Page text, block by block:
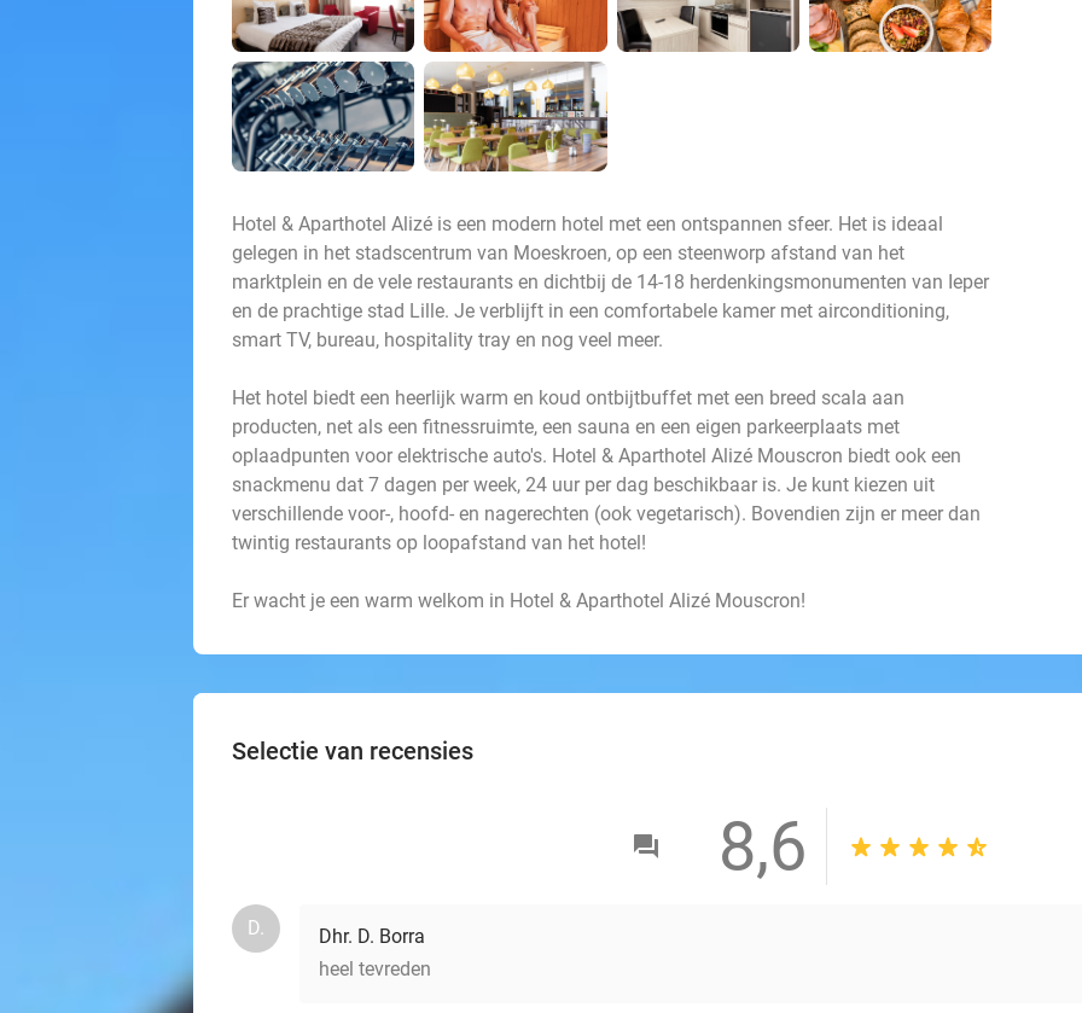
Hotel & Aparthotel Alizé is een modern hotel met een ontspannen sfeer. Het is ideaal
gelegen in het stadscentrum van Moeskroen, op een steenworp afstand van het
marktplein en de vele restaurants en dichtbij de 14-18 herdenkingsmonumenten van Ieper
en de prachtige stad Lille. Je verblijft in een comfortabele kamer met airconditioning,
smart TV, bureau, hospitality tray en nog veel meer.
Het hotel biedt een heerlijk warm en koud ontbijtbuffet met een breed scala aan
producten, net als een fitnessruimte, een sauna en een eigen parkeerplaats met
oplaadpunten voor elektrische auto's. Hotel & Aparthotel Alizé Mouscron biedt ook een
snackmenu dat 7 dagen per week, 24 uur per dag beschikbaar is. Je kunt kiezen uit
verschillende voor-, hoofd- en nagerechten (ook vegetarisch). Bovendien zijn er meer dan
twintig restaurants op loopafstand van het hotel!
Er wacht je een warm welkom in Hotel & Aparthotel Alizé Mouscron!
Selectie van recensies
8,6
D.
Dhr. D. Borra
heel tevreden